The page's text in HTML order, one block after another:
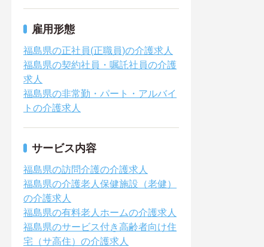
雇用形態
福島県の正社員(正職員)の介護求人
福島県の契約社員・嘱託社員の介護
求人
福島県の非常勤・パート・アルバイ
トの介護求人
サービス内容
福島県の訪問介護の介護求人
福島県の介護老人保健施設（老健）
の介護求人
福島県の有料老人ホームの介護求人
福島県のサービス付き高齢者向け住
宅（サ高住）の介護求人